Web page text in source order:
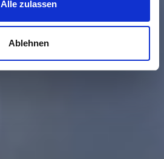
Alle zulassen
Ablehnen